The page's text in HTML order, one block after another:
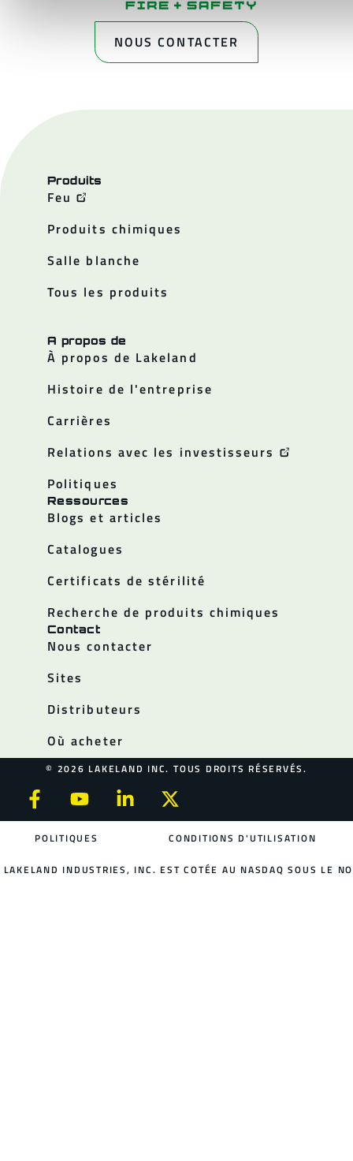
NOUS CONTACTER
Produits
Feu
Produits chimiques
Salle blanche
Tous les produits
A propos de
À propos de Lakeland
Histoire de l'entreprise
Carrières
Relations avec les investisseurs
Politiques
Ressources
Blogs et articles
Catalogues
Certificats de stérilité
Recherche de produits chimiques
Contact
Nous contacter
Sites
Distributeurs
Où acheter
© 2026 LAKELAND INC. TOUS DROITS RÉSERVÉS.
POLITIQUES CONDITIONS D'UTILISATION
LAKELAND INDUSTRIES, INC. EST COTÉE AU NASDAQ SOUS LE